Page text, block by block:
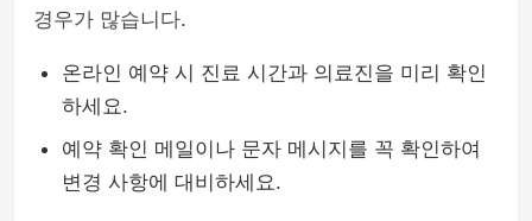
경우가 많습니다.
온라인 예약 시 진료 시간과 의료진을 미리 확인
하세요.
예약 확인 메일이나 문자 메시지를 꼭 확인하여
변경 사항에 대비하세요.